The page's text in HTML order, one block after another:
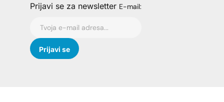
Prijavi se za newsletter E-mail: